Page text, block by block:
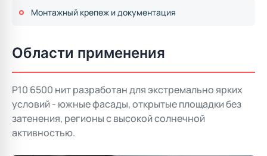
Монтажный крепеж и документация
Области применения
P10 6500 нит разработан для экстремально ярких
условий - южные фасады, открытые площадки без
затенения, регионы с высокой солнечной
активностью.